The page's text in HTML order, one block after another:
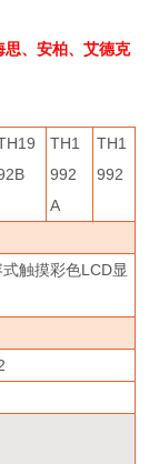
思、安柏、艾德克
TH1
992
A
TH1
992
触摸彩色LCD显